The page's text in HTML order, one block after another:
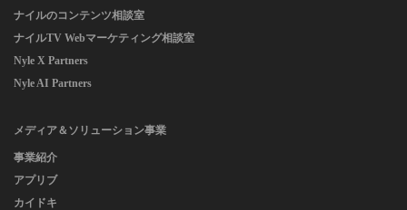
ナイルのコンテンツ相談室
ナイルTV Webマーケティング相談室
Nyle X Partners
Nyle AI Partners
メディア＆ソリューション事業
事業紹介
アプリブ
カイドキ